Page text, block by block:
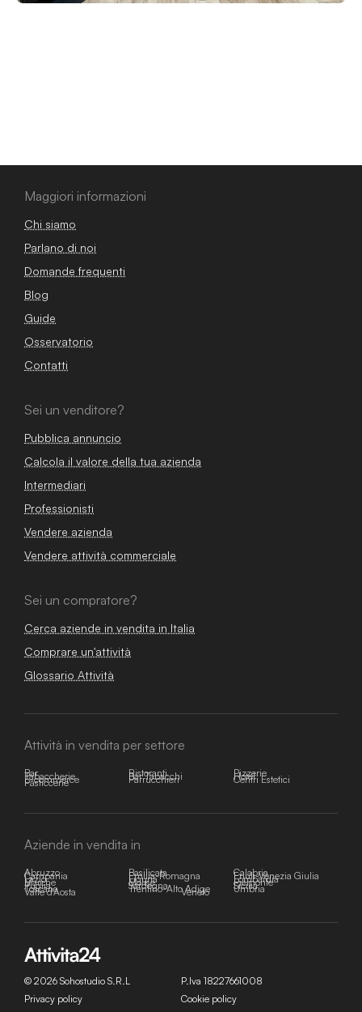
Maggiori informazioni
Chi siamo
Parlano di noi
Domande frequenti
Blog
Guide
Osservatorio
Contatti
Sei un venditore?
Pubblica annuncio
Calcola il valore della tua azienda
Intermediari
Professionisti
Vendere azienda
Vendere attività commerciale
Sei un compratore?
Cerca aziende in vendita in Italia
Comprare un'attività
Glossario Attività
Attività in vendita per settore
Bar Ristoranti Pizzerie
Tabaccherie Bar Tabacchi Hotel
E-commerce Parrucchieri Centri Estetici
Pasticcerie
Aziende in vendita in
Abruzzo Basilicata Calabria
Campania Emilia-Romagna Friuli-Venezia Giulia
Lazio Liguria Lombardia
Marche Molise Piemonte
Puglia Sardegna Sicilia
Toscana Trentino-Alto Adige Umbria
Valle d'Aosta Veneto
© 2026 Sohostudio S.R.L
P.Iva 18227661008
Privacy policy
Cookie policy